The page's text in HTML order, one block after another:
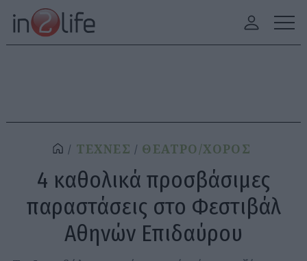
ΤΕΧΝΕΣ ΘΕΑΤΡΟ/ΧΟΡΟΣ
4 καθολικά προσβάσιμες
παραστάσεις στο Φεστιβάλ
Αθηνών Επιδαύρου